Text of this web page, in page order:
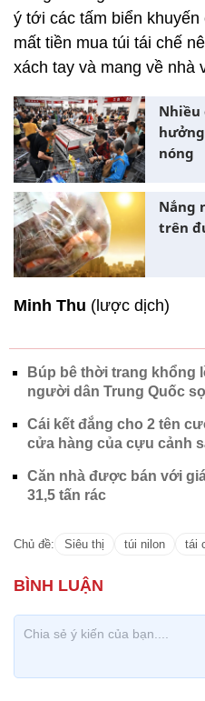
ý tới các tấm biển
mất tiền mua túi tái chế
xách tay và mang về nhà
Nhiều
nóng
Nắng
trên
Minh Thu (lược dịch)
Búp bê thời trang khổng
người dân Trung Quốc
Cái kết đắng cho 2 tên
cửa hàng của cựu cảnh
Căn nhà được bán với
31,5 tấn rác
Chủ đề: Siêu thị túi nilon tái